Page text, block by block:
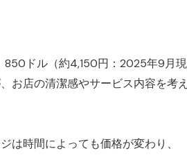
ドル（約4,150円：2025年9月現
お店の清潔感やサービス内容を考
は時間によっても価格が変わり、